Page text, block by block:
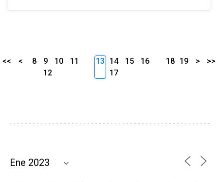
<< < 8 9 10
11
12
13 14 15
16
17
18 19 > >>